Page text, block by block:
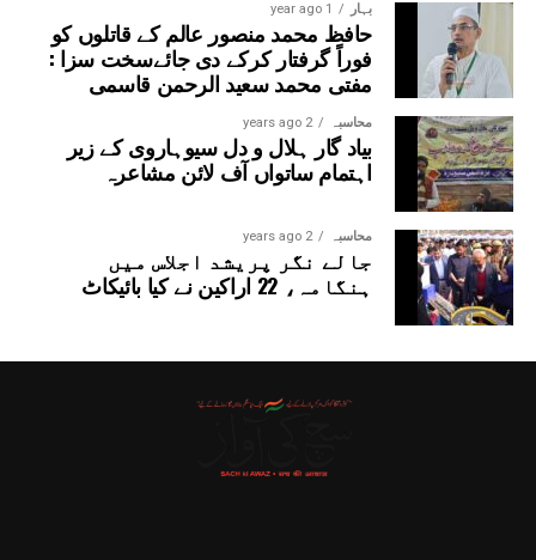
بہار 1 year ago
حافظ محمد منصور عالم کے قاتلوں کو
فوراً گرفتار کرکے دی جائےسخت سزا :
مفتی محمد سعید الرحمن قاسمی
محاسبہ 2 years ago
بیاد گار ہلال و دل سیوہاروی کے زیر
اہتمام ساتواں آف لائن مشاعرہ
محاسبہ 2 years ago
جالے نگر پریشد اجلاس میں
ہنگامہ، 22 اراکین نے کیا بائیکاٹ